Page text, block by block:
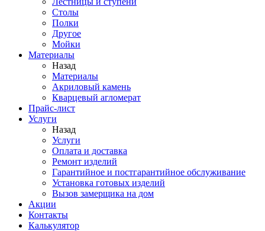
Столы
Полки
Другое
Мойки
Материалы
Назад
Материалы
Акриловый камень
Кварцевый агломерат
Прайс-лист
Услуги
Назад
Услуги
Оплата и доставка
Ремонт изделий
Гарантийное и постгарантийное обслуживание
Установка готовых изделий
Вызов замерщика на дом
Акции
Контакты
Калькулятор